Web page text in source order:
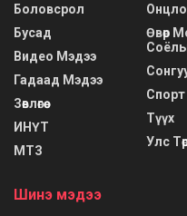
Боловсрол
Бусад
Видео Мэдээ
Гадаад Мэдээ
Зөвлөгөө
ИНҮТ
МТЗ
Өвөр
Спорт
Түүх
Улс
Шинэ мэдээ